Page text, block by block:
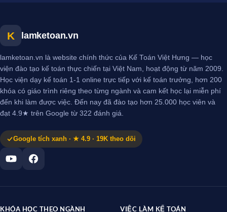
K lamketoan.vn
lamketoan.vn là website chính thức của Kế Toán Việt Hưng — học
viện đào tạo kế toán thực chiến tại Việt Nam, hoạt động từ năm 2009.
Học viện dạy kế toán 1-1 online trực tiếp với kế toán trưởng, hơn 200
khóa có giáo trình riêng theo từng ngành và cam kết học lại miễn phí
đến khi làm được việc. Đến nay đã đào tạo hơn 25.000 học viên và
đạt 4.9★ trên Google từ 322 đánh giá.
Google tích xanh · ★ 4.9 · 19K theo dõi
KHÓA HỌC THEO NGÀNH VIỆC LÀM KẾ TOÁN